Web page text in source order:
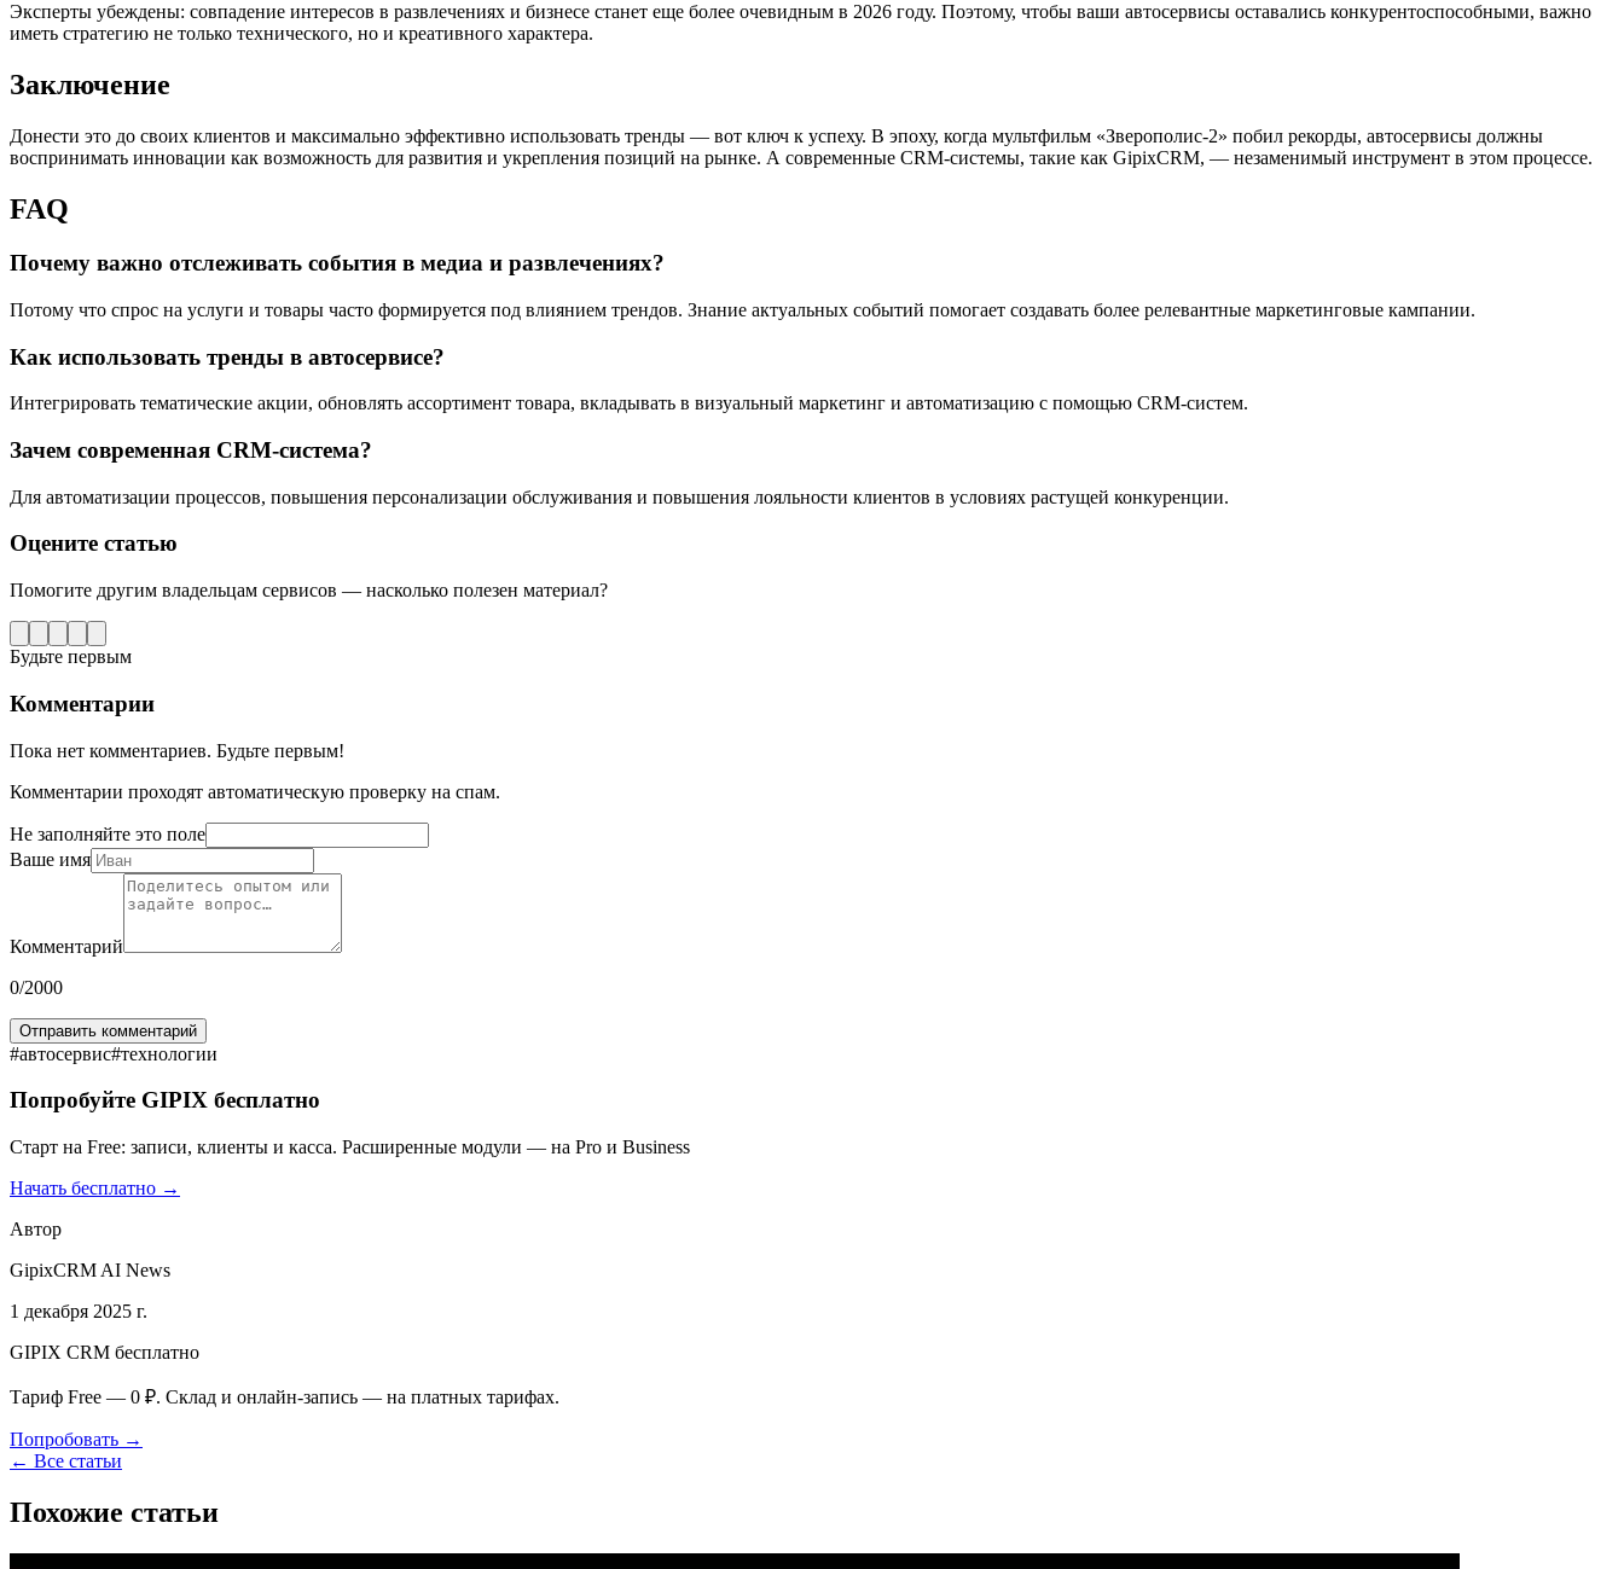
Эксперты убеждены: совпадение интересов в развлечениях и бизнесе станет еще более очевидным в 2026 году. Поэтому, чтобы ваши автосервисы оставались конкурентоспособными, важно
иметь стратегию не только технического, но и креативного характера.
Заключение
Донести это до своих клиентов и максимально эффективно использовать тренды — вот ключ к успеху. В эпоху, когда мультфильм «Зверополис-2» побил рекорды, автосервисы должны
воспринимать инновации как возможность для развития и укрепления позиций на рынке. А современные CRM-системы, такие как GipixCRM, — незаменимый инструмент в этом процессе.
FAQ
Почему важно отслеживать события в медиа и развлечениях?
Потому что спрос на услуги и товары часто формируется под влиянием трендов. Знание актуальных событий помогает создавать более релевантные маркетинговые кампании.
Как использовать тренды в автосервисе?
Интегрировать тематические акции, обновлять ассортимент товара, вкладывать в визуальный маркетинг и автоматизацию с помощью CRM-систем.
Зачем современная CRM-система?
Для автоматизации процессов, повышения персонализации обслуживания и повышения лояльности клиентов в условиях растущей конкуренции.
Оцените статью
Помогите другим владельцам сервисов — насколько полезен материал?
Будьте первым
Комментарии
Пока нет комментариев. Будьте первым!
Комментарии проходят автоматическую проверку на спам.
Не заполняйте это поле
Ваше имя
Комментарий
0/2000
Отправить комментарий
#автосервис#технологии
Попробуйте GIPIX бесплатно
Старт на Free: записи, клиенты и касса. Расширенные модули — на Pro и Business
Начать бесплатно →
Автор
GipixCRM AI News
1 декабря 2025 г.
GIPIX CRM бесплатно
Тариф Free — 0 ₽. Склад и онлайн-запись — на платных тарифах.
Попробовать →
← Все статьи
Похожие статьи